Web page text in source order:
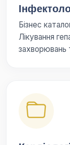
Бізнес
Лікування
захворювань